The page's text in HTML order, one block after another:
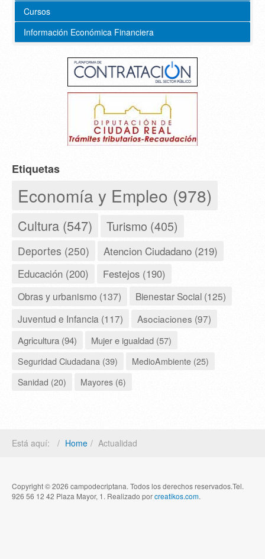
Cursos
Información Económica Financiera
Etiquetas
Economía y Empleo (978)
Cultura (547) Turismo (405)
Deportes (250) Atencion Ciudadano (219)
Educación (200) Festejos (190)
Obras y urbanismo (137)
Bienestar Social (125)
Juventud e Infancia (117)
Asociaciones (97)
Agricultura (94)
Mujer e igualdad (57)
Seguridad Ciudadana (39)
MedioAmbiente (25)
Sanidad (20)
Mayores (6)
Está aquí: Home Actualidad
Copyright © 2026 campodecriptana. Todos los derechos reservados.Tel.
926 56 12 42 Plaza Mayor, 1. Realizado porcreatikos.com.